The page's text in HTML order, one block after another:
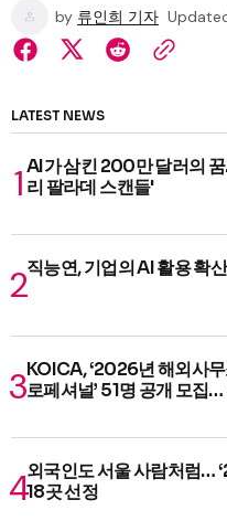
by 류인희 기자
LATEST NEWS
AI가 삼킨 200만 달러의
리 팔라데 스캔들'
직능연, 기업의 AI 활용 확
KOICA, ‘2026년 해외사
로페셔널’ 51명 공개 모집
외국인도 서울 사람처럼…
18곳 선정